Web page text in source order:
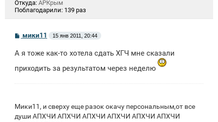
Откуда: АРКрым
Поблагодарили: 139 раз
С
о
б
е
мики11 15 янв 2011, 20:44
А я тоже как-то хотела сдать ХГЧ мне сказали
приходить за результатом через неделю
Мики11, и сверху еще разок окачу персональным,от все
души АПХЧИ АПХЧИ АПХЧИ АПХЧИ АПХЧИ АПХЧИ